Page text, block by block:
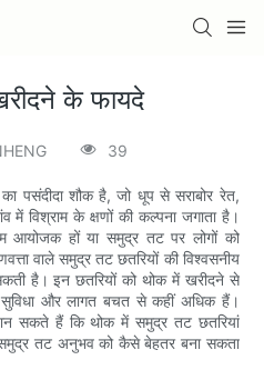
के फायदे
39
पसंदीदा शौक है, जो धूप से सराबोर रेत,
में विश्राम के क्षणों की कल्पना जगाता है।
आयोजक हों या समुद्र तट पर लोगों को
वाले समुद्र तट छतरियों की विश्वसनीय
है। इन छतरियों को थोक में खरीदने से
और लागत बचत से कहीं अधिक हैं।
सकते हैं कि थोक में समुद्र तट छतरियां
तट अनुभव को कैसे बेहतर बना सकता